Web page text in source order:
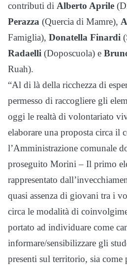
contributi di Alberto Aprile
Perazza (Quercia di Mamre),
Famiglia), Donatella Finardi
Radaelli (Doposcuola) e
Ruah).
“Al di là della ricchezza di
permesso di raccogliere gli
oggi le realtà di volontariato
elaborare una proposta circa il
l’Amministrazione comunale
proseguito Morini – Il primo
rappresentato
quasi assenza di giovani tra i
circa le modalità di
portato ad individuare come
informare/sensibilizzare gli
presenti sul territorio, sia come